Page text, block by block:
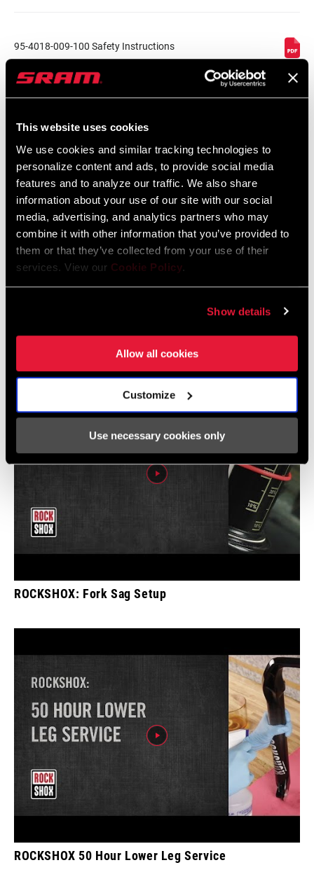
This website uses cookies
We use cookies and similar tracking technologies to
personalize content and ads, to provide social media
features and to analyze our traffic. We also share
information about your use of our site with our social
media, advertising, and analytics partners who may
combine it with other information that you’ve provided to
them or that they’ve collected from your use of their
services. View our Cookie Policy.
Show details
Allow all cookies
Customize
Use necessary cookies only
95-4018-009-100 Safety Instructions
Sprache: Ελληνικά, Română, Język polski,
English, Dansk, Český Jazyk
SRAM Gewährleistung
SRAM und Zipp Gewährleistung
604kb
ROCKSHOX: Fork Sag Setup
ROCKSHOX 50 Hour Lower Leg Service